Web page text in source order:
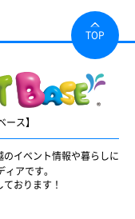
ス】
イベント情報や暮らしに
アです。
おります！
TOP